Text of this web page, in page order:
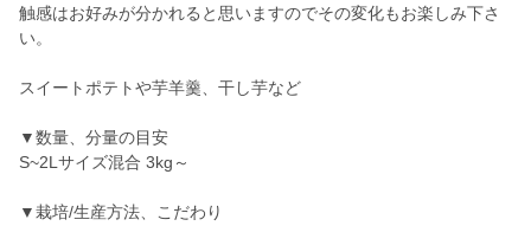
触感はお好みが分かれると思いますのでその変化もお楽しみ下さ
い。
スイートポテトや芋羊羹、干し芋など
▼数量、分量の目安
S~2Lサイズ混合 3kg～
▼栽培/生産方法、こだわり